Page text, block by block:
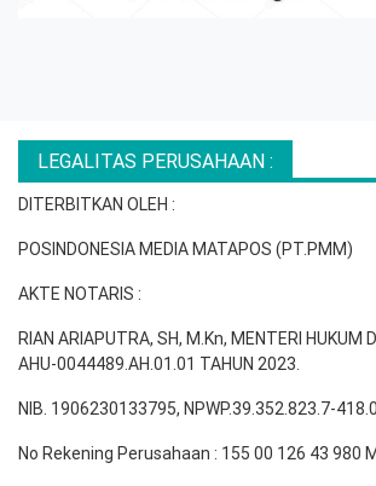
LEGALITAS PERUSAHAAN :
DITERBITKAN OLEH :
POSINDONESIA MEDIA MATAPOS (PT.PMM)
AKTE NOTARIS :
RIAN ARIAPUTRA, SH, M.Kn, MENTERI HUKUM
AHU-0044489.AH.01.01 TAHUN 2023.
NIB. 1906230133795, NPWP.39.352.823.7-
No Rekening Perusahaan : 155 00 126 43 980